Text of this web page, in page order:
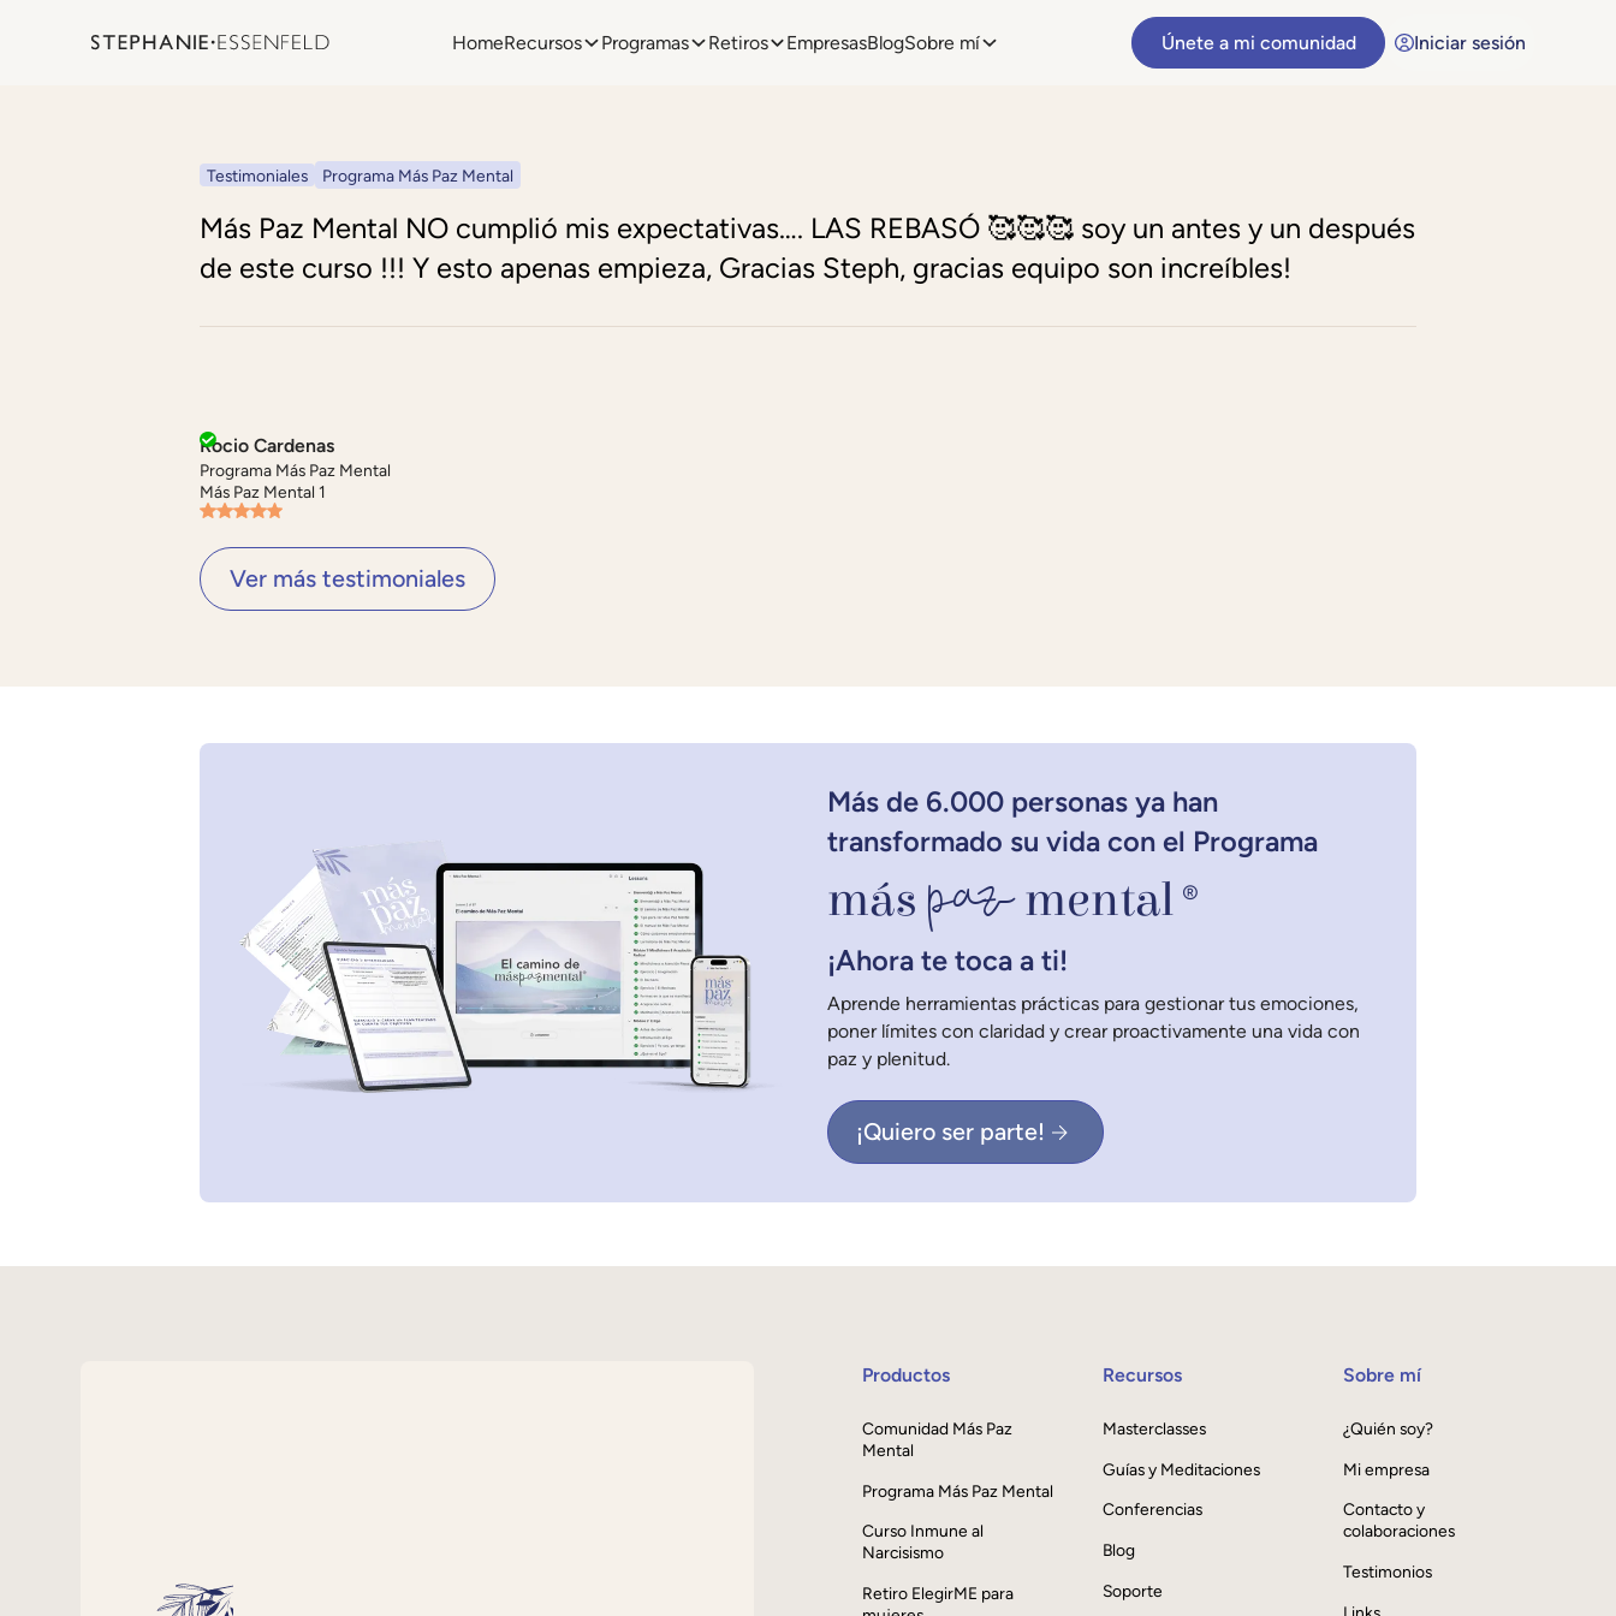
HomeRecursos Programas Retiros EmpresasBlogSobre mí Únete a mi comunidad Iniciar sesión
Testimoniales Programa Más Paz Mental
Más Paz Mental NO cumplió mis expectativas…. LAS REBASÓ 🥰🥰🥰 soy un antes y un después
de este curso !!! Y esto apenas empieza, Gracias Steph, gracias equipo son increíbles!
Rocio Cardenas
Programa Más Paz Mental
Más Paz Mental 1
Ver más testimoniales
Más de 6.000 personas ya han
transformado su vida con el Programa
más pazmental ®
¡Ahora te toca a ti!
Aprende herramientas prácticas para gestionar tus emociones,
poner límites con claridad y crear proactivamente una vida con
paz y plenitud.
¡Quiero ser parte!
Productos
Comunidad Más Paz
Mental
Programa Más Paz Mental
Curso Inmune al
Narcisismo
Retiro ElegirME para
Recursos
Masterclasses
Guías y Meditaciones
Conferencias
Blog
Soporte
Sobre mí
¿Quién soy?
Mi empresa
Contacto y
colaboraciones
Testimonios